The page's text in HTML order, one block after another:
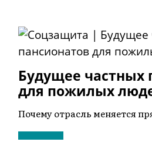
Будущее частных
для пожилых
Почему отрасль меняется